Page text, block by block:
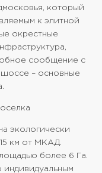
который
к элитной
окрестные
сообщение с
– основные
экологически
км от МКАД.
более 6 Га.
индивидуальным